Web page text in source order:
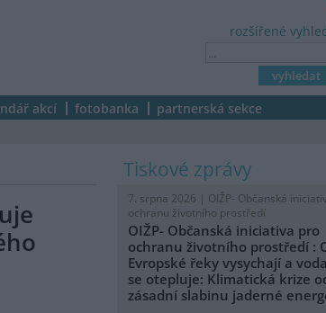
rozšířené
akcí fotobanka partnerská sekce
tiskové zprávy
7. srpna 2026 | OIŽP- Občanská
ochranu životního prostředí
OIŽP- Občanská iniciativa pro
ochranu životního prostředí :
Evropské řeky vysychají a
se otepluje: Klimatická krize
zásadní slabinu jaderné